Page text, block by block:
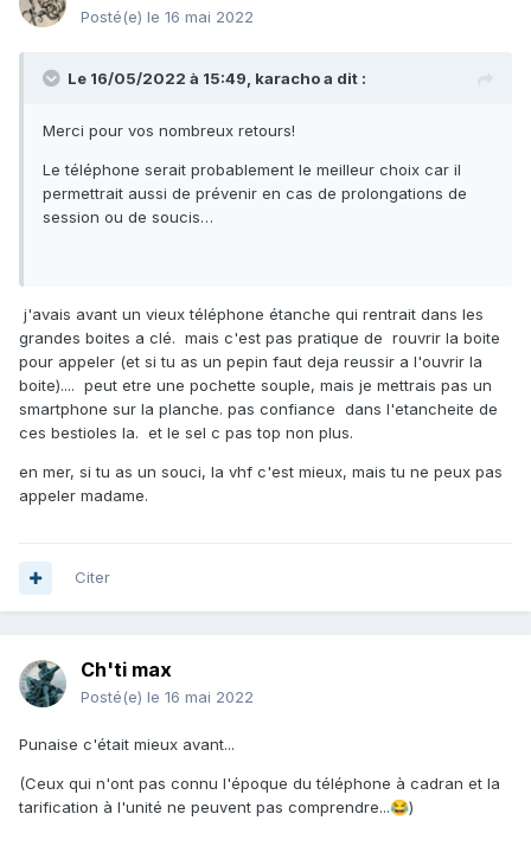
Posté(e) le 16 mai 2022
Le 16/05/2022 à 15:49, karachoa dit :
Merci pour vos nombreux retours!
Le téléphone serait probablement le meilleur choix car il
permettrait aussi de prévenir en cas de prolongations de
session ou de soucis…
j'avais avant un vieux téléphone étanche qui rentrait dans les
grandes boites a clé. mais c'est pas pratique de rouvrir la boite
pour appeler (et si tu as un pepin faut deja reussir a l'ouvrir la
boite).... peut etre une pochette souple, mais je mettrais pas un
smartphone sur la planche. pas confiance dans l'etancheite de
ces bestioles la. et le sel c pas top non plus.
en mer, si tu as un souci, la vhf c'est mieux, mais tu ne peux pas
appeler madame.
Citer
Ch'ti max
Posté(e) le 16 mai 2022
Punaise c'était mieux avant...
(Ceux qui n'ont pas connu l'époque du téléphone à cadran et la
tarification à l'unité ne peuvent pas comprendre...😂)